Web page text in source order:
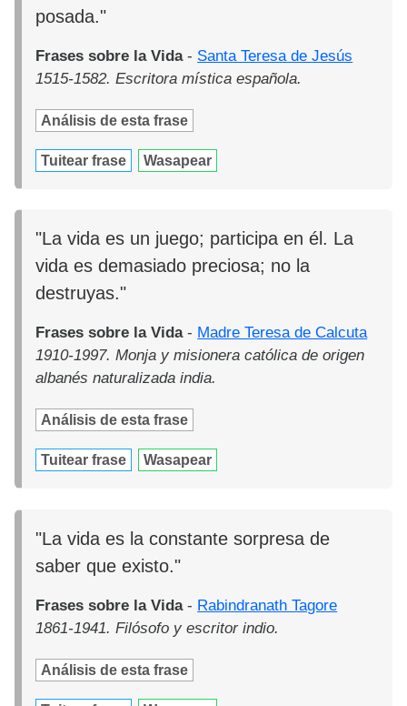
posada."
Frases sobre la Vida- Santa Teresa de Jesús
1515-1582. Escritora mística española.
Análisis de esta frase
Tuitear frase Wasapear
"La vida es un juego; participa en él. La
vida es demasiado preciosa; no la
destruyas."
Frases sobre la Vida- Madre Teresa de Calcuta
1910-1997. Monja y misionera católica de origen
albanés naturalizada india.
Análisis de esta frase
Tuitear frase Wasapear
"La vida es la constante sorpresa de
saber que existo."
Frases sobre la Vida- Rabindranath Tagore
1861-1941. Filósofo y escritor indio.
Análisis de esta frase